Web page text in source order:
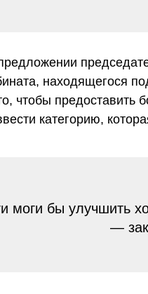
находящегося
чтобы
категорию,
моги бы улучшить
—